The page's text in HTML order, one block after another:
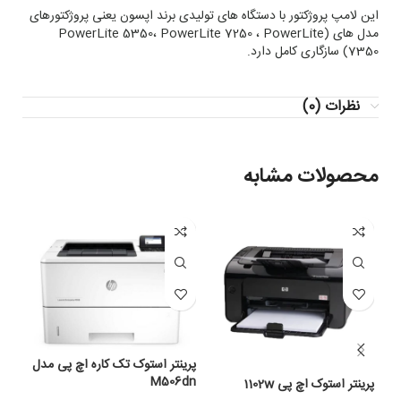
این لامپ پروژکتور با دستگاه های تولیدی برند اپسون یعنی پروژکتورهای
مدل های (PowerLite 5350، PowerLite 7250 ، PowerLite
7350) سازگاری کامل دارد.
نظرات (0)
محصولات مشابه
پرینتر استوک اچ پی 1102w
پرینتر استوک تک کاره اچ پی مدل
M506dn